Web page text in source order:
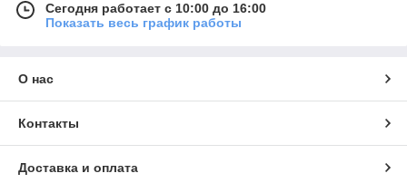
Сегодня работает с 10:00 до 16:00
Показать весь график работы
О нас
Контакты
Доставка и оплата